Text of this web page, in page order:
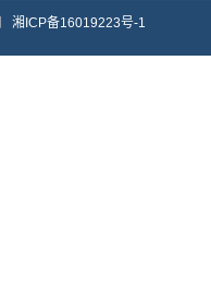
湘ICP备16019223号-1